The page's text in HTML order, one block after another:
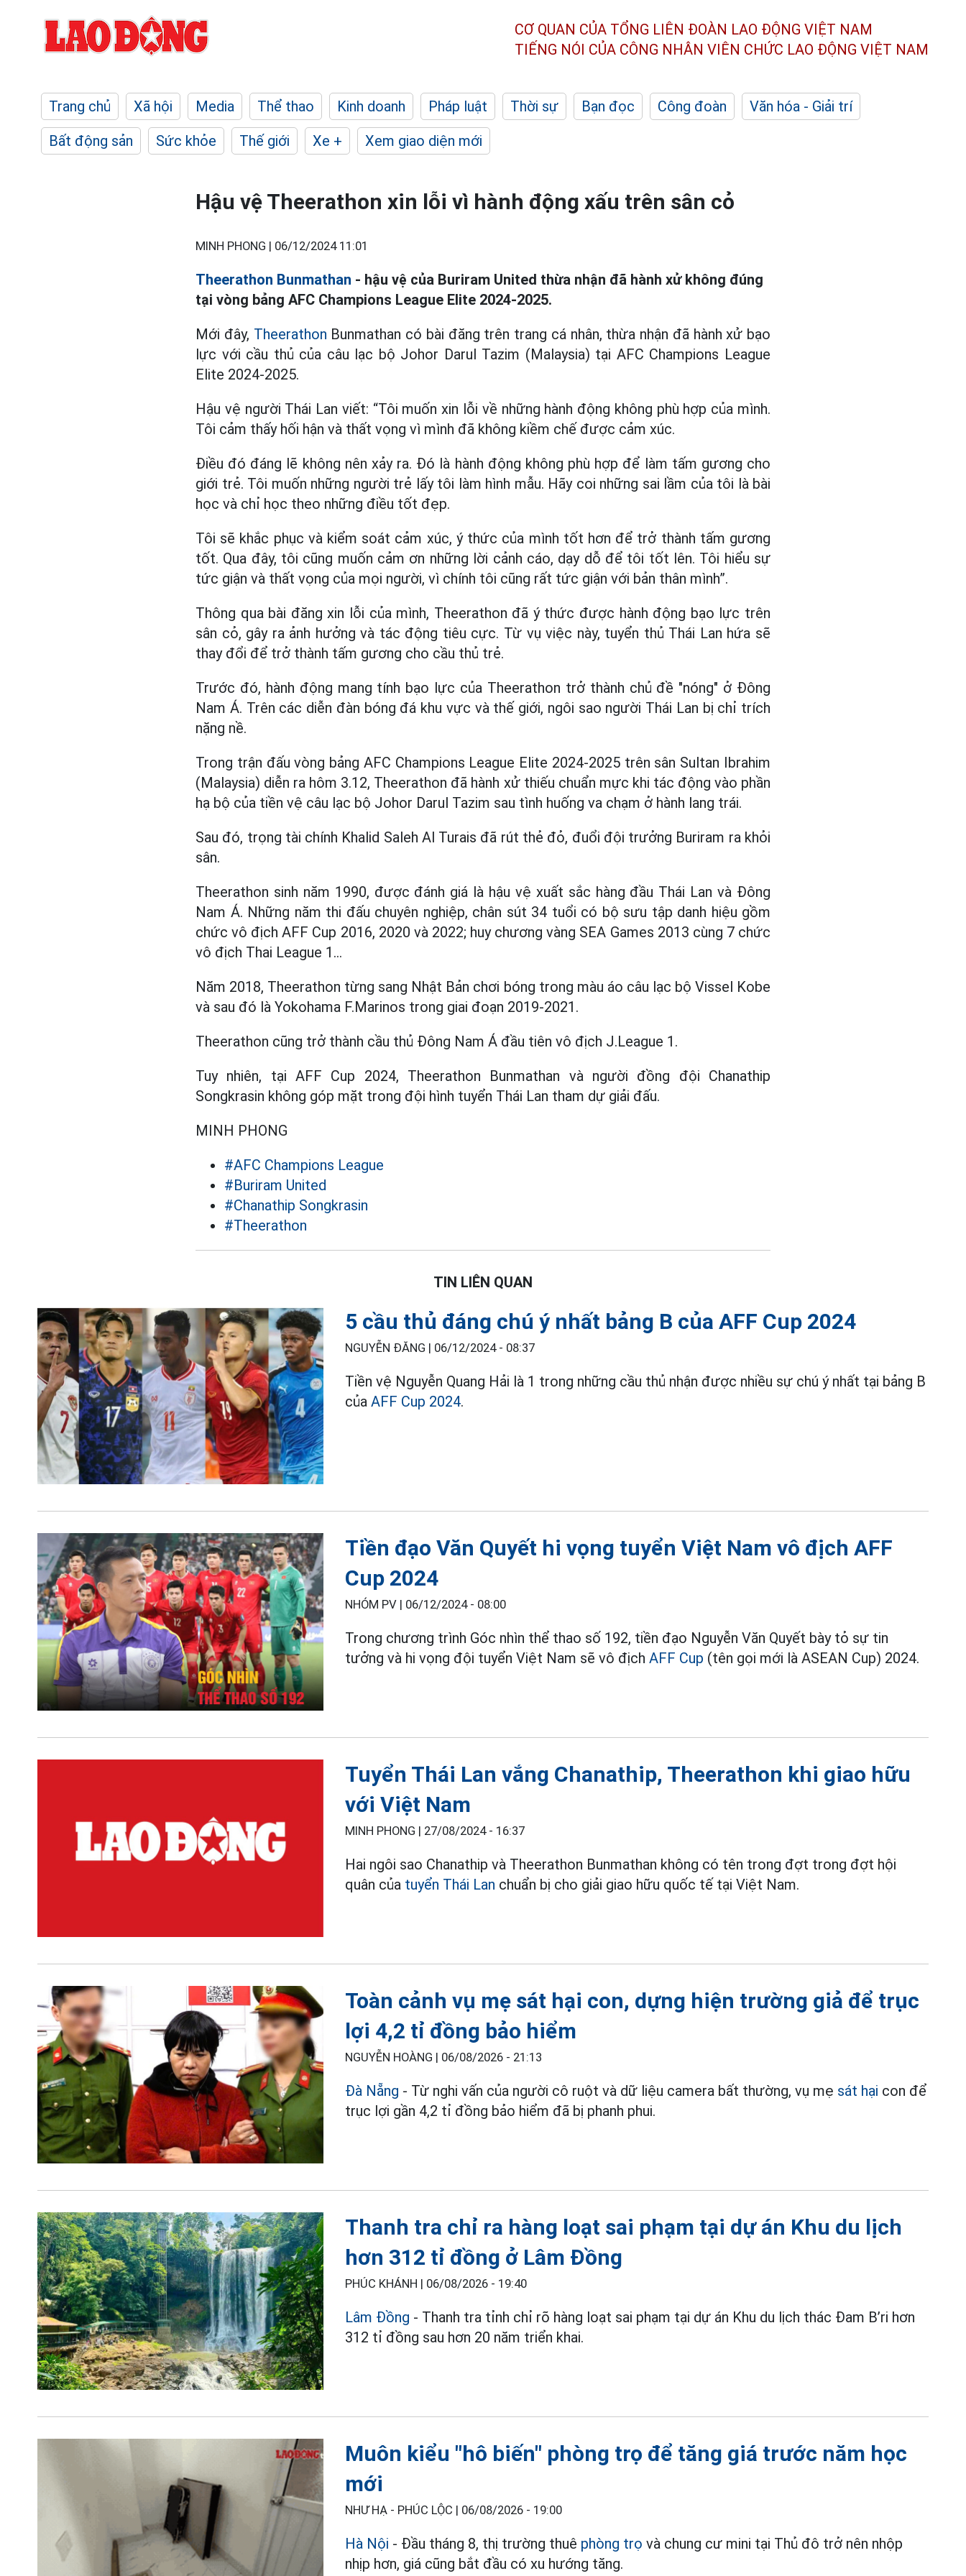
CƠ QUAN CỦA TỔNG LIÊN ĐOÀN LAO ĐỘNG VIỆT NAM
TIẾNG NÓI CỦA CÔNG NHÂN VIÊN CHỨC LAO ĐỘNG VIỆT NAM
Trang chủ Xã hội Media Thể thao Kinh doanh Pháp luật Thời sự Bạn đọc Công đoàn
Văn hóa - Giải trí
Bất động sản
Sức khỏe Thế giới Xe + Xem giao diện mới
Hậu vệ Theerathon xin lỗi vì hành động xấu trên sân cỏ
MINH PHONG | 06/12/2024 11:01
Theerathon Bunmathan - hậu vệ của Buriram United thừa nhận đã hành xử không đúng
tại vòng bảng AFC Champions League Elite 2024-2025.
Mới đây, Theerathon Bunmathan có bài đăng trên trang cá nhân, thừa nhận đã hành xử bạo
lực với cầu thủ của câu lạc bộ Johor Darul Tazim (Malaysia) tại AFC Champions League
Elite 2024-2025.
Hậu vệ người Thái Lan viết: “Tôi muốn xin lỗi về những hành động không phù hợp của mình.
Tôi cảm thấy hối hận và thất vọng vì mình đã không kiềm chế được cảm xúc.
Điều đó đáng lẽ không nên xảy ra. Đó là hành động không phù hợp để làm tấm gương cho
giới trẻ. Tôi muốn những người trẻ lấy tôi làm hình mẫu. Hãy coi những sai lầm của tôi là bài
học và chỉ học theo những điều tốt đẹp.
Tôi sẽ khắc phục và kiểm soát cảm xúc, ý thức của mình tốt hơn để trở thành tấm gương
tốt. Qua đây, tôi cũng muốn cảm ơn những lời cảnh cáo, dạy dỗ để tôi tốt lên. Tôi hiểu sự
tức giận và thất vọng của mọi người, vì chính tôi cũng rất tức giận với bản thân mình”.
Thông qua bài đăng xin lỗi của mình, Theerathon đã ý thức được hành động bạo lực trên
sân cỏ, gây ra ảnh hưởng và tác động tiêu cực. Từ vụ việc này, tuyển thủ Thái Lan hứa sẽ
thay đổi để trở thành tấm gương cho cầu thủ trẻ.
Trước đó, hành động mang tính bạo lực của Theerathon trở thành chủ đề "nóng" ở Đông
Nam Á. Trên các diễn đàn bóng đá khu vực và thế giới, ngôi sao người Thái Lan bị chỉ trích
nặng nề.
Trong trận đấu vòng bảng AFC Champions League Elite 2024-2025 trên sân Sultan Ibrahim
(Malaysia) diễn ra hôm 3.12, Theerathon đã hành xử thiếu chuẩn mực khi tác động vào phần
hạ bộ của tiền vệ câu lạc bộ Johor Darul Tazim sau tình huống va chạm ở hành lang trái.
Sau đó, trọng tài chính Khalid Saleh Al Turais đã rút thẻ đỏ, đuổi đội trưởng Buriram ra khỏi
sân.
Theerathon sinh năm 1990, được đánh giá là hậu vệ xuất sắc hàng đầu Thái Lan và Đông
Nam Á. Những năm thi đấu chuyên nghiệp, chân sút 34 tuổi có bộ sưu tập danh hiệu gồm
chức vô địch AFF Cup 2016, 2020 và 2022; huy chương vàng SEA Games 2013 cùng 7 chức
vô địch Thai League 1…
Năm 2018, Theerathon từng sang Nhật Bản chơi bóng trong màu áo câu lạc bộ Vissel Kobe
và sau đó là Yokohama F.Marinos trong giai đoạn 2019-2021.
Theerathon cũng trở thành cầu thủ Đông Nam Á đầu tiên vô địch J.League 1.
Tuy nhiên, tại AFF Cup 2024, Theerathon Bunmathan và người đồng đội Chanathip
Songkrasin không góp mặt trong đội hình tuyển Thái Lan tham dự giải đấu.
MINH PHONG
#AFC Champions League
#Buriram United
#Chanathip Songkrasin
#Theerathon
TIN LIÊN QUAN
5 cầu thủ đáng chú ý nhất bảng B của AFF Cup 2024
NGUYỄN ĐĂNG | 06/12/2024 - 08:37
Tiền vệ Nguyễn Quang Hải là 1 trong những cầu thủ nhận được nhiều sự chú ý nhất tại bảng B
củaAFF Cup 2024.
Tiền đạo Văn Quyết hi vọng tuyển Việt Nam vô địch AFF
Cup 2024
NHÓM PV | 06/12/2024 - 08:00
Trong chương trình Góc nhìn thể thao số 192, tiền đạo Nguyễn Văn Quyết bày tỏ sự tin
tưởng và hi vọng đội tuyển Việt Nam sẽ vô địchAFF Cup (tên gọi mới là ASEAN Cup) 2024.
Tuyển Thái Lan vắng Chanathip, Theerathon khi giao hữu
với Việt Nam
MINH PHONG | 27/08/2024 - 16:37
Hai ngôi sao Chanathip và Theerathon Bunmathan không có tên trong đợt trong đợt hội
quân của tuyển Thái Lan chuẩn bị cho giải giao hữu quốc tế tại Việt Nam.
Toàn cảnh vụ mẹ sát hại con, dựng hiện trường giả để trục
lợi 4,2 tỉ đồng bảo hiểm
NGUYỄN HOÀNG | 06/08/2026 - 21:13
Đà Nẵng - Từ nghi vấn của người cô ruột và dữ liệu camera bất thường, vụ mẹ sát hại con để
trục lợi gần 4,2 tỉ đồng bảo hiểm đã bị phanh phui.
Thanh tra chỉ ra hàng loạt sai phạm tại dự án Khu du lịch
hơn 312 tỉ đồng ở Lâm Đồng
PHÚC KHÁNH | 06/08/2026 - 19:40
Lâm Đồng - Thanh tra tỉnh chỉ rõ hàng loạt sai phạm tại dự án Khu du lịch thác Đam B’ri hơn
312 tỉ đồng sau hơn 20 năm triển khai.
Muôn kiểu "hô biến" phòng trọ để tăng giá trước năm học
mới
NHƯ HẠ - PHÚC LỘC | 06/08/2026 - 19:00
Hà Nội - Đầu tháng 8, thị trường thuê phòng trọ và chung cư mini tại Thủ đô trở nên nhộp
nhịp hơn, giá cũng bắt đầu có xu hướng tăng.